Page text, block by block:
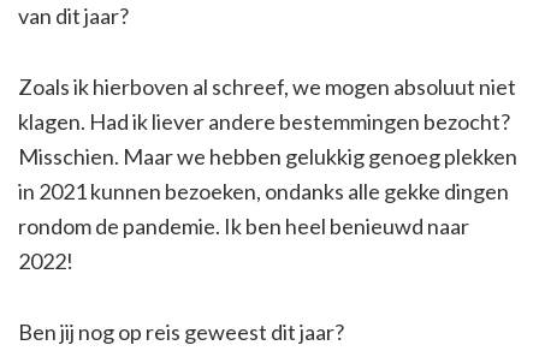
van dit jaar?
Zoals ik hierboven al schreef, we mogen absoluut niet
klagen. Had ik liever andere bestemmingen bezocht?
Misschien. Maar we hebben gelukkig genoeg plekken
in 2021 kunnen bezoeken, ondanks alle gekke dingen
rondom de pandemie. Ik ben heel benieuwd naar
2022!
Ben jij nog op reis geweest dit jaar?